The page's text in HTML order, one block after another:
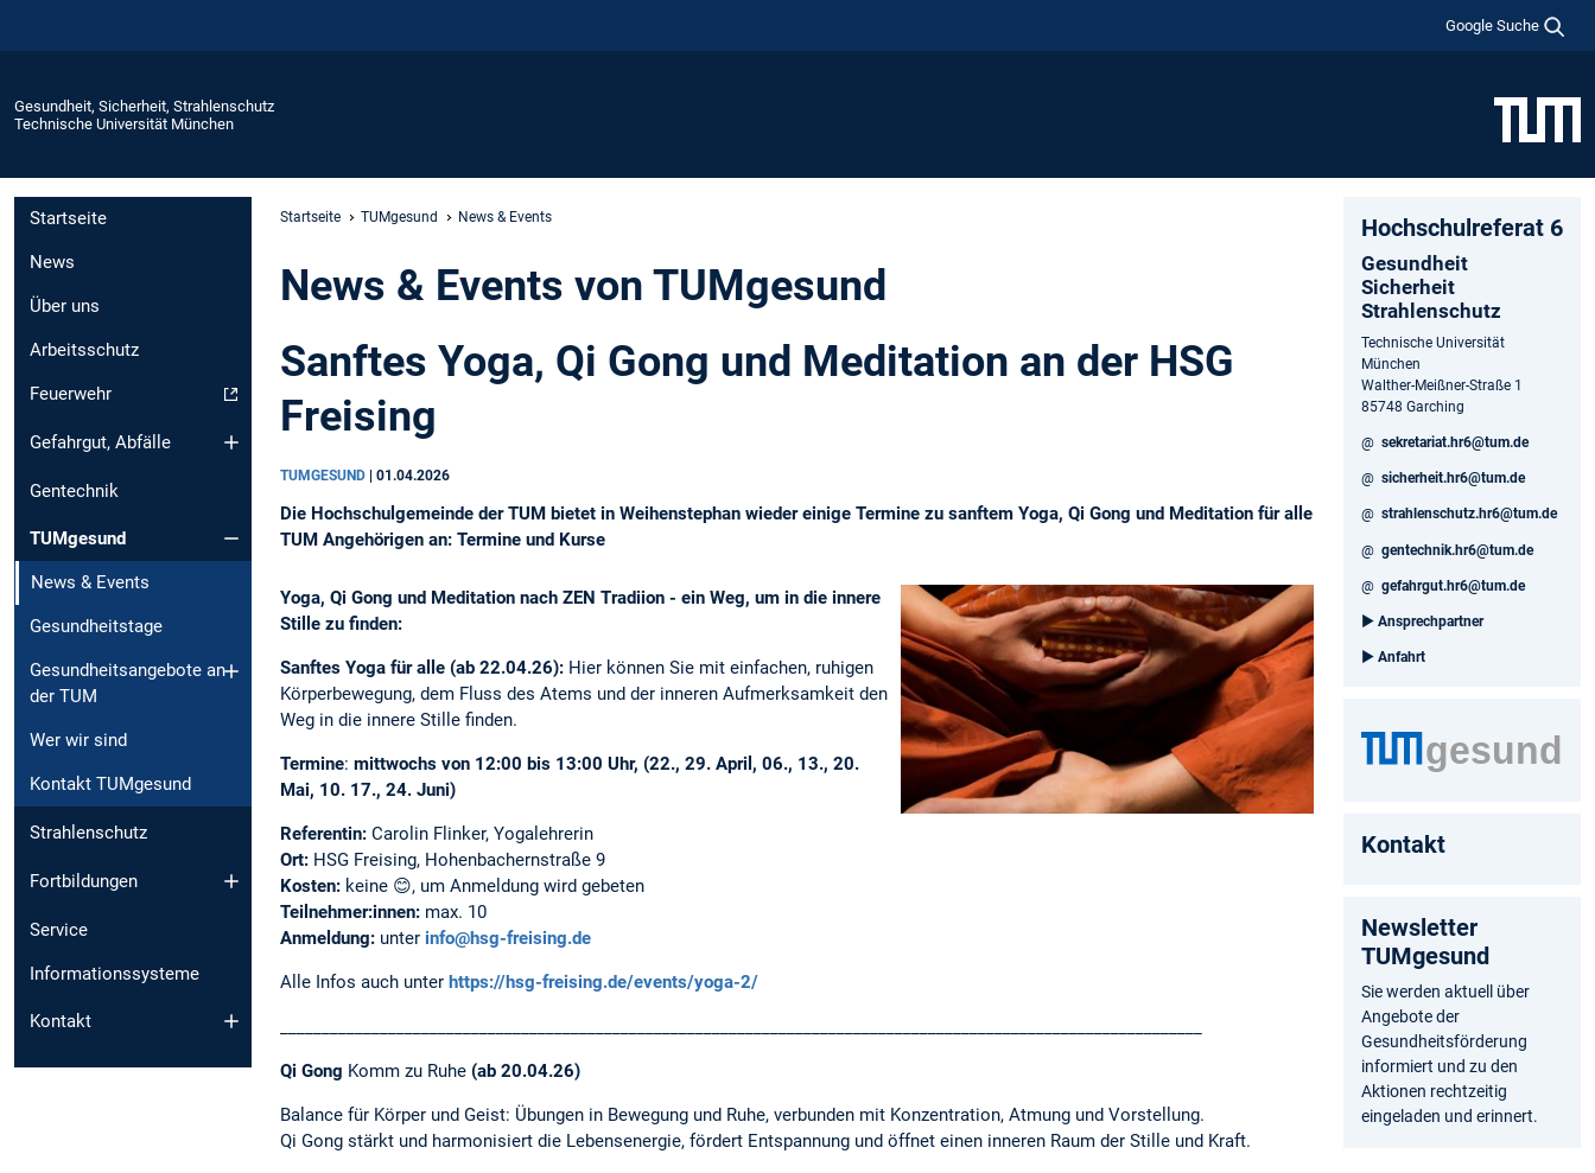
Google Suche
Gesundheit, Sicherheit, Strahlenschutz
Technische Universität München
Startseite
News
Über uns
Arbeitsschutz
Feuerwehr
Gefahrgut, Abfälle
Gentechnik
TUMgesund
News & Events
Gesundheitstage
Gesundheitsangebote an
der TUM
Wer wir sind
Kontakt TUMgesund
Strahlenschutz
Fortbildungen
Service
Informationssysteme
Kontakt
Startseite TUMgesund News & Events
News & Events von TUMgesund
Sanftes Yoga, Qi Gong und Meditation an der HSG
Freising
TUMGESUND | 01.04.2026
Die Hochschulgemeinde der TUM bietet in Weihenstephan wieder einige Termine zu sanftem Yoga, Qi Gong und Meditation für alle
TUM Angehörigen an: Termine und Kurse
Yoga, Qi Gong und Meditation nach ZEN Tradiion - ein Weg, um in die innere
Stille zu finden:
Sanftes Yoga für alle (ab 22.04.26): Hier können Sie mit einfachen, ruhigen
Körperbewegung, dem Fluss des Atems und der inneren Aufmerksamkeit den
Weg in die innere Stille finden.
Termine: mittwochs von 12:00 bis 13:00 Uhr, (22., 29. April, 06., 13., 20.
Mai, 10. 17., 24. Juni)
Referentin: Carolin Flinker, Yogalehrerin
Ort: HSG Freising, Hohenbachernstraße 9
Kosten: keine 😊, um Anmeldung wird gebeten
Teilnehmer:innen: max. 10
Anmeldung: unter info@hsg-freising.de
Alle Infos auch unter https://hsg-freising.de/events/yoga-2/
Qi Gong Komm zu Ruhe (ab 20.04.26)
Balance für Körper und Geist: Übungen in Bewegung und Ruhe, verbunden mit Konzentration, Atmung und Vorstellung.
Qi Gong stärkt und harmonisiert die Lebensenergie, fördert Entspannung und öffnet einen inneren Raum der Stille und Kraft.
Hochschulreferat 6
Gesundheit
Sicherheit
Strahlenschutz
Technische Universität
München
Walther-Meißner-Straße 1
85748 Garching
@ sekretariat.hr6@tum.de
@ sicherheit.hr6@tum.de
@ strahlenschutz.hr6@tum.de
@ gentechnik.hr6@tum.de
@ gefahrgut.hr6@tum.de
► Ansprechpartner
► Anfahrt
Kontakt
Newsletter
TUMgesund
Sie werden aktuell über
Angebote der
Gesundheitsförderung
informiert und zu den
Aktionen rechtzeitig
eingeladen und erinnert.